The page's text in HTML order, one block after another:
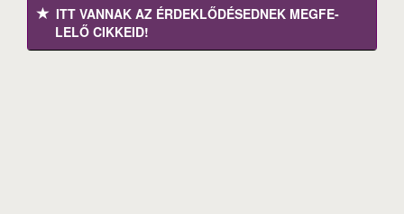
ITT VANNAK AZ ÉRDEK­LŐDÉ­SEDNEK MEGFE­
LELŐ CIKKEID!